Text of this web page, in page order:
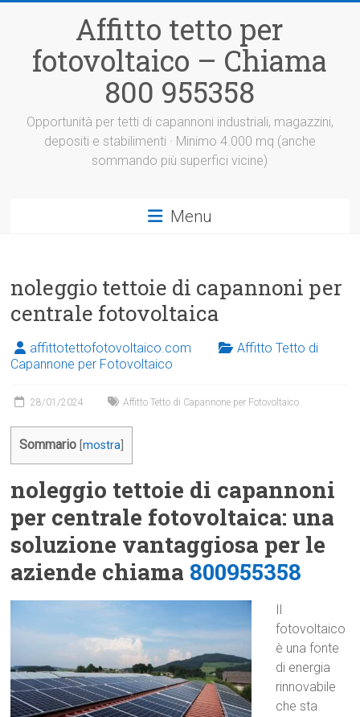
Affitto tetto per
fotovoltaico – Chiama
800 955358
Opportunità per tetti di capannoni industriali, magazzini,
depositi e stabilimenti · Minimo 4.000 mq (anche
sommando più superfici vicine)
Menu
noleggio tettoie di capannoni per
centrale fotovoltaica
affittotettofotovoltaico.com
Affitto Tetto di
Capannone per Fotovoltaico
28/01/2024 Affitto Tetto di Capannone per Fotovoltaico
Sommario [mostra
noleggio tettoie di capannoni
per centrale fotovoltaica: una
soluzione vantaggiosa per le
aziende chiama 800955358
fotovoltaico
è una fonte
di energia
rinnovabile
che sta